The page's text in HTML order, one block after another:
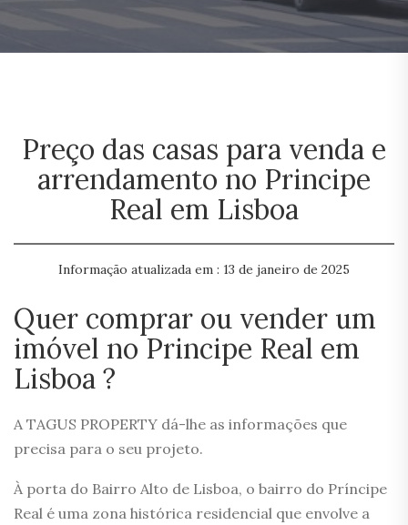
Preço das casas para venda e
arrendamento no Principe
Real em Lisboa
Informação atualizada em : 13 de janeiro de 2025
Quer comprar ou vender um
imóvel no Principe Real em
Lisboa ?
A TAGUS PROPERTY dá-lhe as informações que
precisa para o seu projeto.
À porta do Bairro Alto de Lisboa, o bairro do Príncipe
Real é uma zona histórica residencial que envolve a